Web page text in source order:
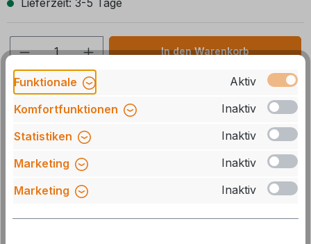
Produkt Anzahl: Gib den gewünschten
In den Warenkorb
Stck Zum Merkzettel hinzufügen
Artikelnummer:
Beschreibung
Funktionale
Aktiv
Komfortfunktionen
Inaktiv
Statistiken
Inaktiv
Marketing
Inaktiv
Marketing
Inaktiv